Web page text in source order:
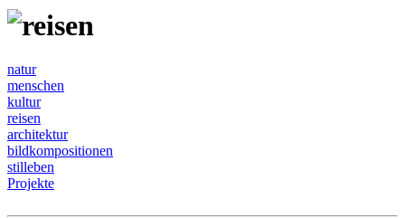
natur
menschen
kultur
reisen
architektur
bildkompositionen
stilleben
Projekte